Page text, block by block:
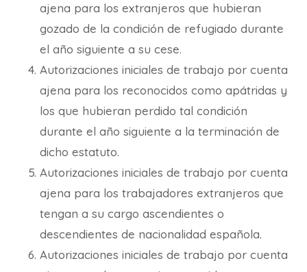
ajena para los extranjeros que hubieran
gozado de la condición de refugiado durante
el año siguiente a su cese.
Autorizaciones iniciales de trabajo por cuenta
ajena para los reconocidos como apátridas y
los que hubieran perdido tal condición
durante el año siguiente a la terminación de
dicho estatuto.
Autorizaciones iniciales de trabajo por cuenta
ajena para los trabajadores extranjeros que
tengan a su cargo ascendientes o
descendientes de nacionalidad española.
Autorizaciones iniciales de trabajo por cuenta